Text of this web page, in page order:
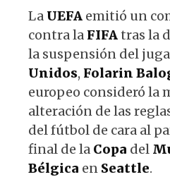
La UEFA emitió un
contra la FIFAtras la
la suspensión del
Unidos, Folarin
europeo consideró la
alteración de las
del fútbol de cara al
final de la Copa del
Bélgica en Seattle.